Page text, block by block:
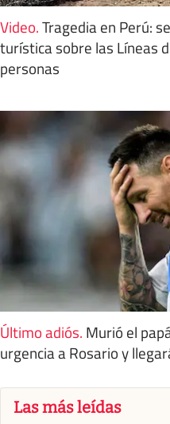
Video.Tragedia en Perú:
turística sobre las Líneas
personas
Último adiós. Murió el
urgencia a Rosario y
Las más leídas